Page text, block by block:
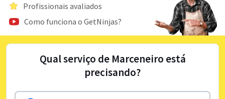
Profissionais avaliados
Como funciona o GetNinjas?
Qual serviço de Marceneiro está
precisando?